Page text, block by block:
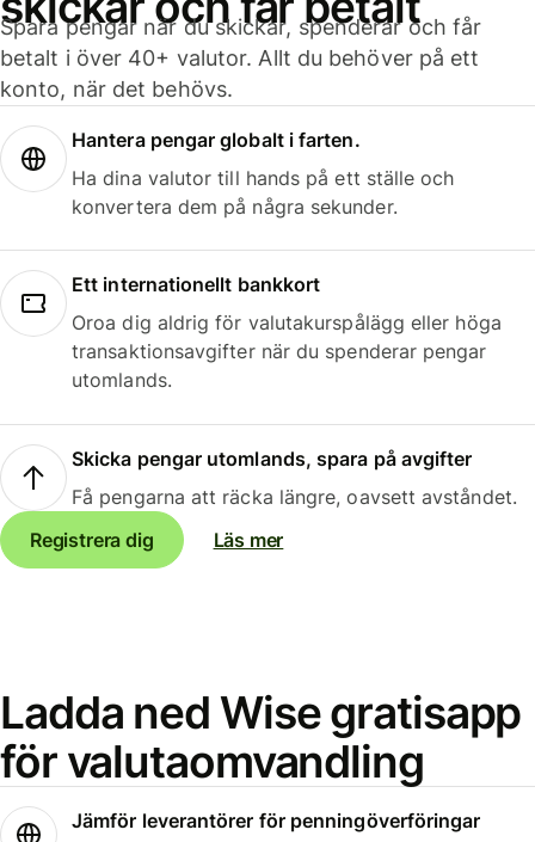
Spara pengar när du skickar, spenderar och får
betalt i över 40+ valutor. Allt du behöver på ett
konto, när det behövs.
Hantera pengar globalt i farten.
Ha dina valutor till hands på ett ställe och
konvertera dem på några sekunder.
Ett internationellt bankkort
Oroa dig aldrig för valutakurspålägg eller höga
transaktionsavgifter när du spenderar pengar
utomlands.
Skicka pengar utomlands, spara på avgifter
Få pengarna att räcka längre, oavsett avståndet.
Registrera dig
Läs mer
Ladda ned Wise gratisapp
för valutaomvandling
Jämför leverantörer för penningöverföringar